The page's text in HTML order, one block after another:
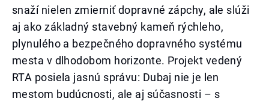
snaží nielen zmierniť dopravné zápchy, ale slúži
aj ako základný stavebný kameň rýchleho,
plynulého a bezpečného dopravného systému
mesta v dlhodobom horizonte. Projekt vedený
RTA posiela jasnú správu: Dubaj nie je len
mestom budúcnosti, ale aj súčasnosti – s